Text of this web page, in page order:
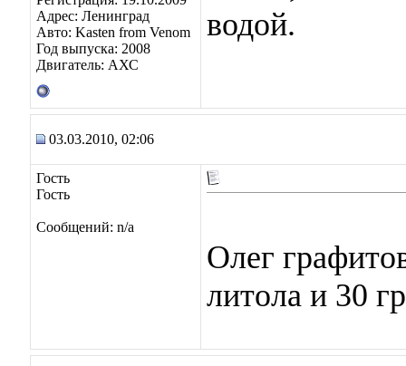
Адрес: Ленинград
Авто: Kasten from Venom
Год выпуска: 2008
Двигатель: АХС
водой.
03.03.2010, 02:06
Гость
Гость
Сообщений: n/a
Олег
литола и 30